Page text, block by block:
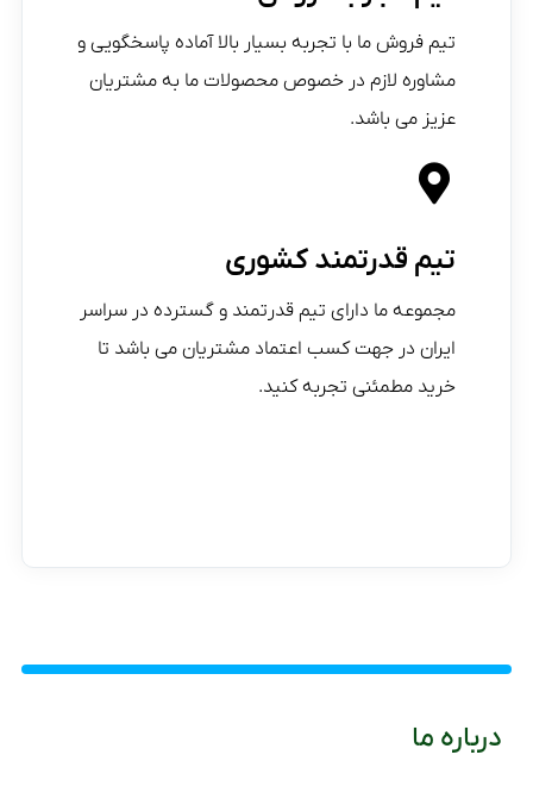
تیم فروش ما با تجربه بسیار بالا آماده پاسخگویی و
مشاوره لازم در خصوص محصولات ما به مشتریان
عزیز می باشد.
تیم قدرتمند کشوری
مجموعه ما دارای تیم قدرتمند و گسترده در سراسر
ایران در جهت کسب اعتماد مشتریان می باشد تا
خرید مطمئنی تجربه کنید.
درباره ما